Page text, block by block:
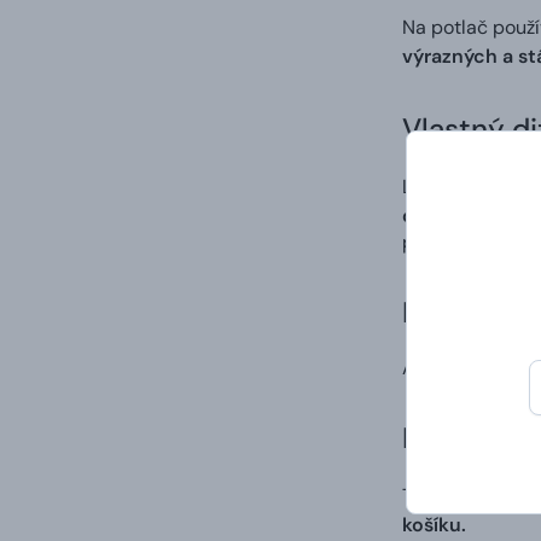
Na potlač
výrazných a
Vlastný
Ľahko a rýchlo
digitálna potlač
po procese
A to vrátane
Tričká s
košíku.